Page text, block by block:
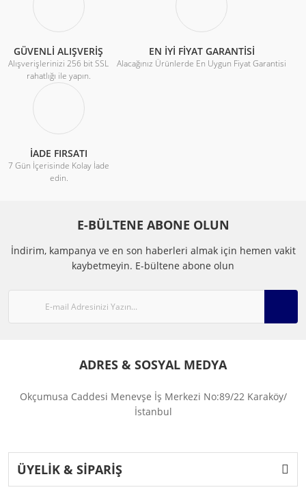
GÜVENLİ ALIŞVERİŞ
Alışverişlerinizi 256 bit SSL
rahatlığı ile yapın.
EN İYİ FİYAT GARANTİSİ
Alacağınız Ürünlerde En Uygun Fiyat Garantisi
İADE FIRSATI
7 Gün İçerisinde Kolay İade
edin.
E-BÜLTENE ABONE OLUN
İndirim, kampanya ve en son haberleri almak için hemen vakit
kaybetmeyin. E-bültene abone olun
ADRES & SOSYAL MEDYA
Okçumusa Caddesi Menevşe İş Merkezi No:89/22 Karaköy/
İstanbul
ÜYELİK & SİPARİŞ